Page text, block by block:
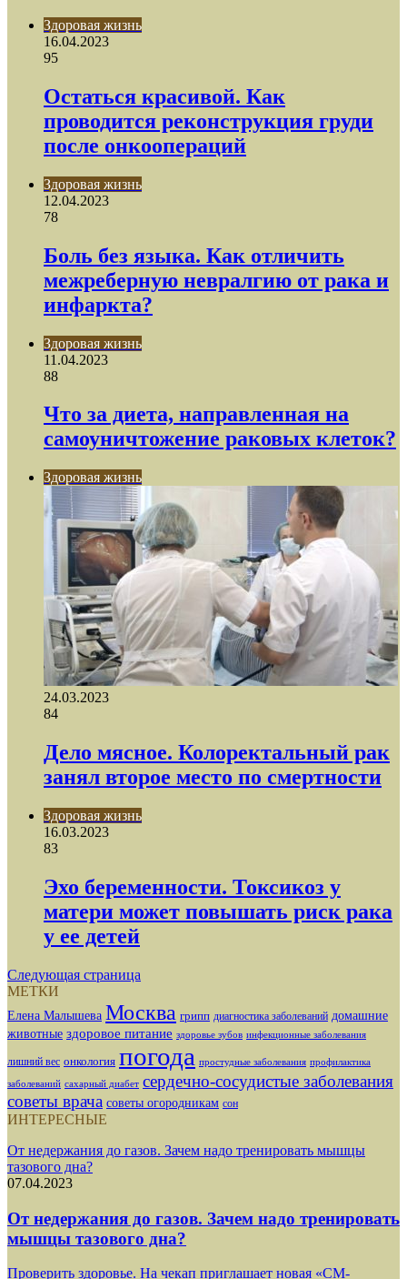
Здоровая жизнь
16.04.2023
95
Остаться красивой. Как
проводится реконструкция груди
после онкоопераций
Здоровая жизнь
12.04.2023
78
Боль без языка. Как отличить
межреберную невралгию от рака и
инфаркта?
Здоровая жизнь
11.04.2023
88
Что за диета, направленная на
самоуничтожение раковых клеток?
Здоровая жизнь
24.03.2023
84
Дело мясное. Колоректальный рак
занял второе место по смертности
Здоровая жизнь
16.03.2023
83
Эхо беременности. Токсикоз у
матери может повышать риск рака
у ее детей
Следующая страница
МЕТКИ
Елена Малышева Москва грипп диагностика заболеваний домашние
животные здоровое питание здоровье зубов инфекционные заболевания
лишний вес онкология погода простудные заболевания профилактика
заболеваний сахарный диабет сердечно-сосудистые заболевания
советы врача советы огородникам сон
ИНТЕРЕСНЫЕ
От недержания до газов. Зачем надо тренировать мышцы
тазового дна?
07.04.2023
От недержания до газов. Зачем надо тренировать
мышцы тазового дна?
Проверить здоровье. На чекап приглашает новая «СМ-